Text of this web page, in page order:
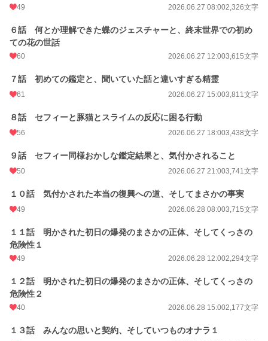
週間ポイント 997 pt (8,992 位)
月間ポイント
年間ポイント 37,241 pt (13,028 位)
累計ポイント
49 2026.06.27 08:002,326文字
６話 何とか理解できた蝶のジェスチャーと、終末世界での初め
ての花の世話
60 2026.06.27 12:003,615文字
７話 初めての鑑定と、聞いていた話と違いすぎる精霊
61 2026.06.27 15:003,811文字
８話 セフィーと豚猫とスライムの反応に困る行動
56 2026.06.27 18:003,438文字
９話 セフィー同様おかしな鑑定結果と、気付かされること
50 2026.06.27 21:003,741文字
１０話 気付かされた本当の復興への道、そしてまさかの事実
49 2026.06.28 08:003,715文字
１１話 明かされた初日の爆発のまさかの正体、そしてくっさの
危険性１
49 2026.06.28 12:002,294文字
１２話 明かされた初日の爆発のまさかの正体、そしてくっさの
危険性２
40 2026.06.28 15:002,177文字
１３話 みんなの思いと契約、そしていつものオナラ１